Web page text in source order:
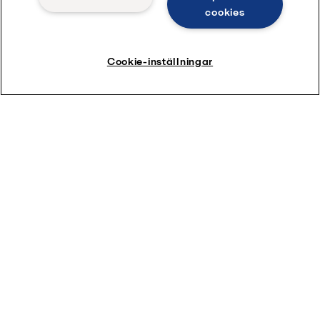
Dekantercentrifuger
Barlastvattenlösningar
cookies
Cookie-inställningar